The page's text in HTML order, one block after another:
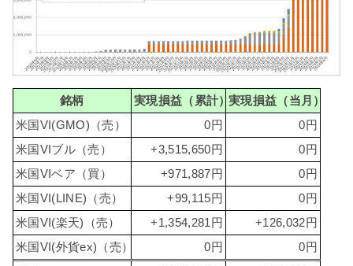
銘柄 実現損益（累計）実現損益（当月）
米国VI(GMO)（売）
0円
0円
米国VIブル（売）
+3,515,650円
0円
米国VIベア（買）
+971,887円
0円
米国VI(LINE)（売）
+99,115円
0円
米国VI(楽天)（売）
+1,354,281円
+126,032円
米国VI(外貨ex)（売）
0円 0円